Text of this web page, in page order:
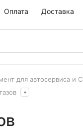
Оплата Доставка
для автосервиса и